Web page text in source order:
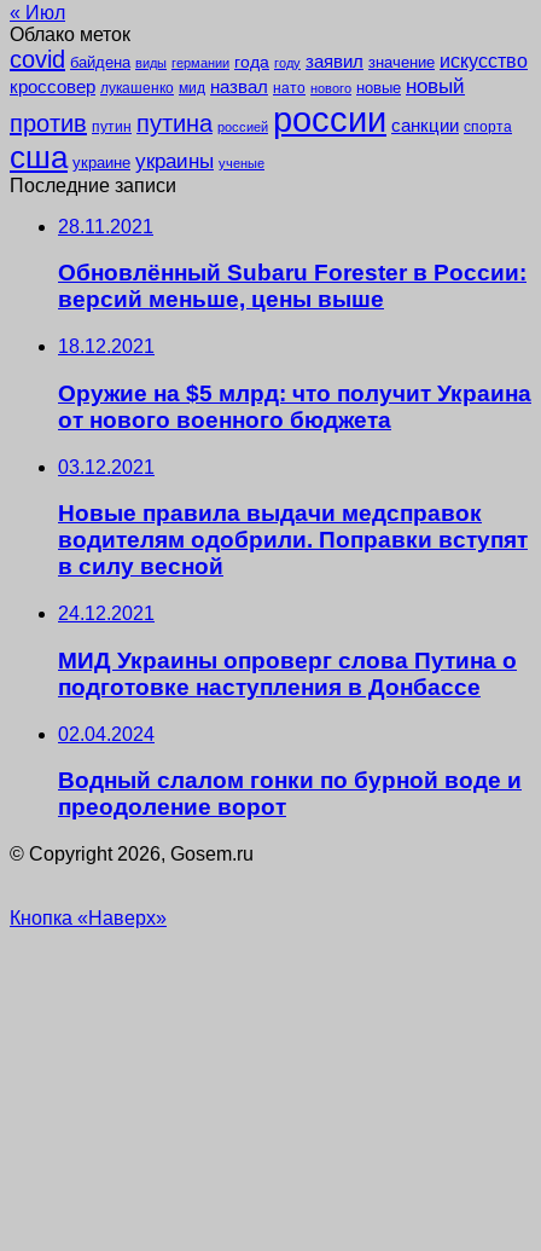
« Июл
Облако меток
covid байдена виды германии года году заявил значение искусство
кроссовер лукашенко мид назвал нато нового новые новый
против путин путина россией россии санкции спорта
сша украине украины ученые
Последние записи
28.11.2021
Обновлённый Subaru Forester в России:
версий меньше, цены выше
18.12.2021
Оружие на $5 млрд: что получит Украина
от нового военного бюджета
03.12.2021
Новые правила выдачи медсправок
водителям одобрили. Поправки вступят
в силу весной
24.12.2021
МИД Украины опроверг слова Путина о
подготовке наступления в Донбассе
02.04.2024
Водный слалом гонки по бурной воде и
преодоление ворот
© Copyright 2026, Gosem.ru
Кнопка «Наверх»